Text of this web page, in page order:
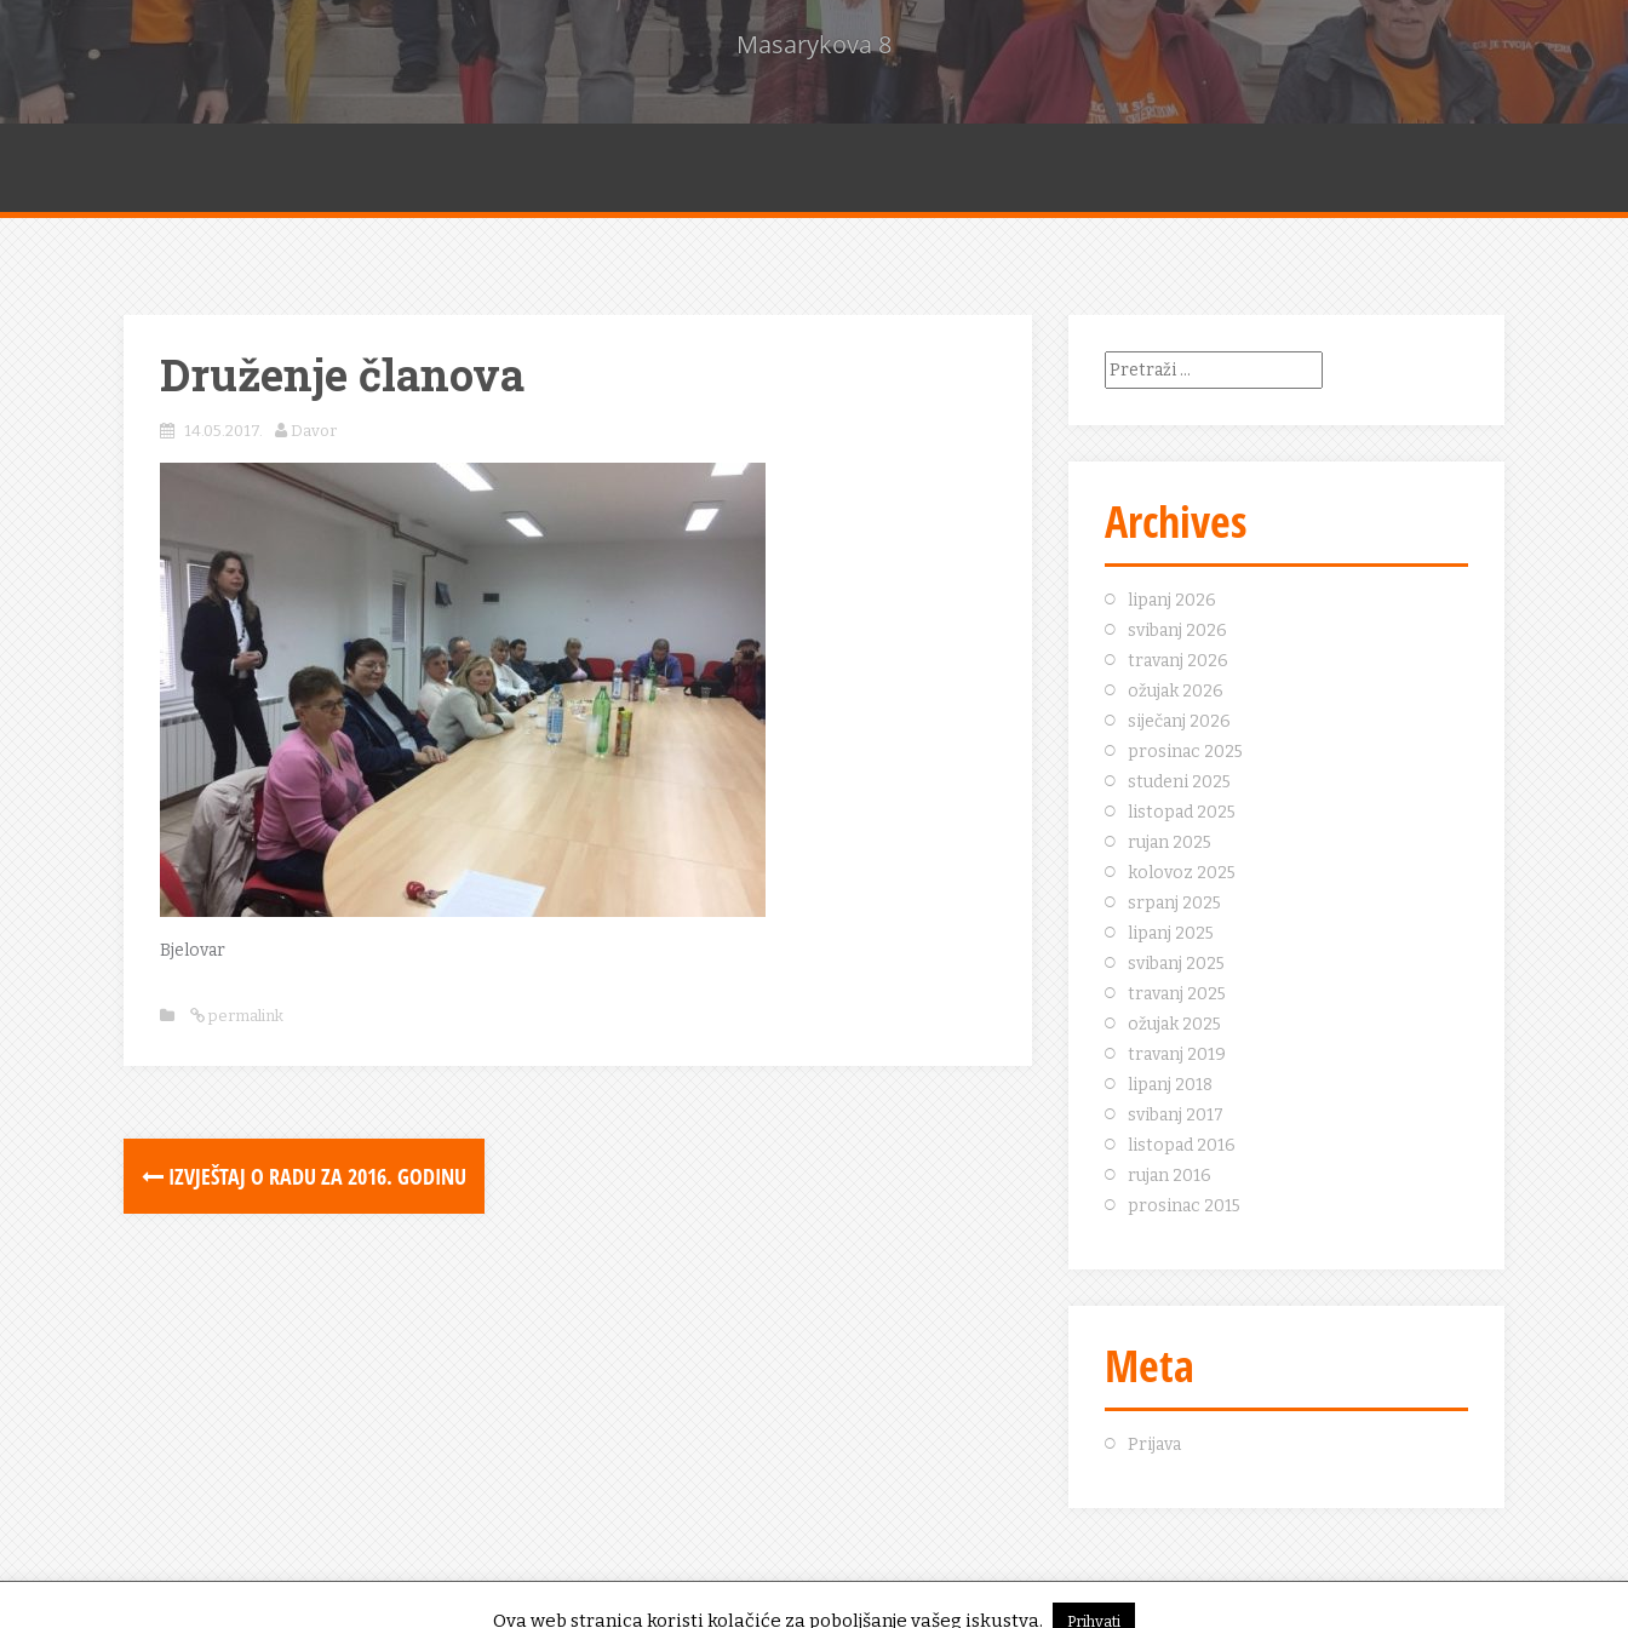
Masarykova 8
Druženje članova
14.05.2017. Davor
Bjelovar
permalink
IZVJEŠTAJ O RADU ZA 2016. GODINU
Pretraži:
Archives
lipanj 2026
svibanj 2026
travanj 2026
ožujak 2026
siječanj 2026
prosinac 2025
studeni 2025
listopad 2025
rujan 2025
kolovoz 2025
srpanj 2025
lipanj 2025
svibanj 2025
travanj 2025
ožujak 2025
travanj 2019
lipanj 2018
svibanj 2017
listopad 2016
rujan 2016
prosinac 2015
Meta
Prijava
Ova web stranica koristi kolačiće za poboljšanje vašeg iskustva. Prihvati